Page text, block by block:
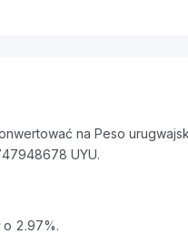
na Peso
UYU.
o 2.97%.